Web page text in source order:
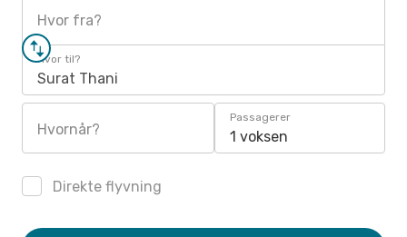
Hvor fra?
Hvor til?
Surat Thani
Hvornår?
Passagerer
1 voksen
Direkte flyvning